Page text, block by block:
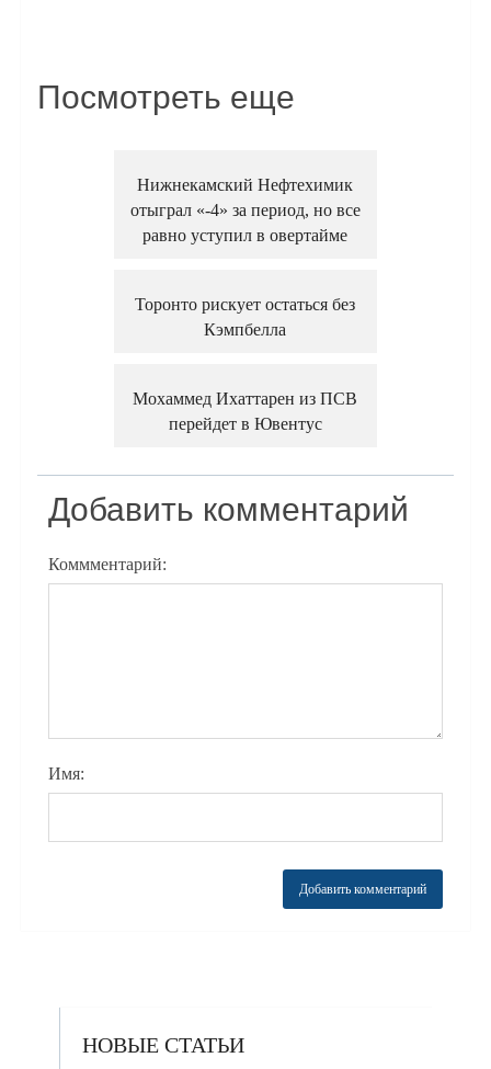
Посмотреть еще
Нижнекамский Нефтехимик
отыграл «-4» за период, но все
равно уступил в овертайме
Торонто рискует остаться без
Кэмпбелла
Мохаммед Ихаттарен из ПСВ
перейдет в Ювентус
Добавить комментарий
Коммментарий:
Имя:
НОВЫЕ СТАТЬИ